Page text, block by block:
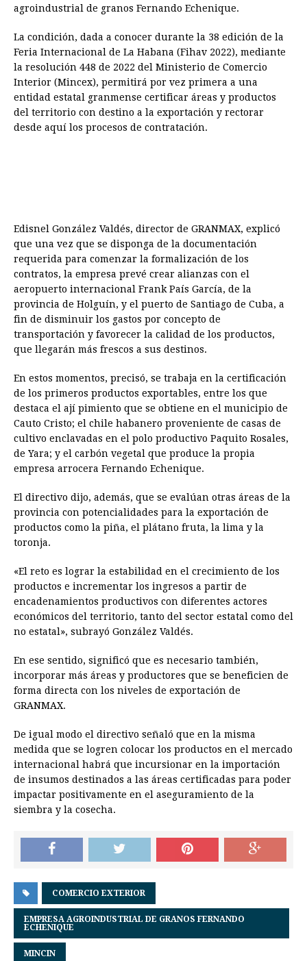
agroindustrial de granos Fernando Echenique.
La condición, dada a conocer durante la 38 edición de la
Feria Internacional de La Habana (Fihav 2022), mediante
la resolución 448 de 2022 del Ministerio de Comercio
Interior (Mincex), permitirá por vez primera a una
entidad estatal granmense certificar áreas y productos
del territorio con destino a la exportación y rectorar
desde aquí los procesos de contratación.
Edisnel González Valdés, director de GRANMAX, explicó
que una vez que se disponga de la documentación
requerida para comenzar la formalización de los
contratos, la empresa prevé crear alianzas con el
aeropuerto internacional Frank País García, de la
provincia de Holguín, y el puerto de Santiago de Cuba, a
fin de disminuir los gastos por concepto de
transportación y favorecer la calidad de los productos,
que llegarán más frescos a sus destinos.
En estos momentos, precisó, se trabaja en la certificación
de los primeros productos exportables, entre los que
destaca el ají pimiento que se obtiene en el municipio de
Cauto Cristo; el chile habanero proveniente de casas de
cultivo enclavadas en el polo productivo Paquito Rosales,
de Yara; y el carbón vegetal que produce la propia
empresa arrocera Fernando Echenique.
El directivo dijo, además, que se evalúan otras áreas de la
provincia con potencialidades para la exportación de
productos como la piña, el plátano fruta, la lima y la
toronja.
«El reto es lograr la estabilidad en el crecimiento de los
productos e incrementar los ingresos a partir de
encadenamientos productivos con diferentes actores
económicos del territorio, tanto del sector estatal como del
no estatal», subrayó González Valdés.
En ese sentido, significó que es necesario también,
incorporar más áreas y productores que se beneficien de
forma directa con los niveles de exportación de
GRANMAX.
De igual modo el directivo señaló que en la misma
medida que se logren colocar los productos en el mercado
internacional habrá que incursionar en la importación
de insumos destinados a las áreas certificadas para poder
impactar positivamente en el aseguramiento de la
siembra y la cosecha.
COMERCIO EXTERIOR
EMPRESA AGROINDUSTRIAL DE GRANOS FERNANDO
ECHENIQUE
MINCIN